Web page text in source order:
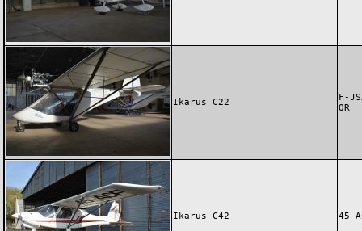
Ikarus C22
F-
QR
Ikarus C42 45